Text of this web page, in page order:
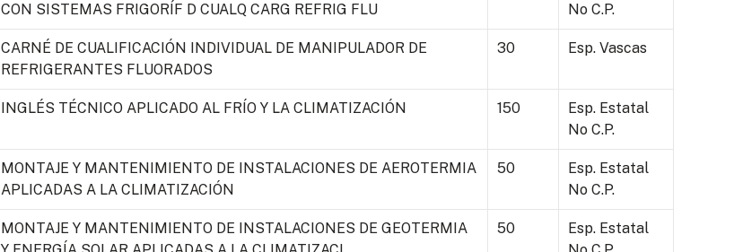
CON SISTEMAS FRIGORÍF D CUALQ CARG REFRIG FLU
No C.P.
CARNÉ DE CUALIFICACIÓN INDIVIDUAL DE MANIPULADOR DE
REFRIGERANTES FLUORADOS
30 Esp. Vascas
INGLÉS TÉCNICO APLICADO AL FRÍO Y LA CLIMATIZACIÓN 150
Esp. Estatal
No C.P.
MONTAJE Y MANTENIMIENTO DE INSTALACIONES DE AEROTERMIA
APLICADAS A LA CLIMATIZACIÓN
50
Esp. Estatal
No C.P.
MONTAJE Y MANTENIMIENTO DE INSTALACIONES DE GEOTERMIA
50
Esp. Estatal